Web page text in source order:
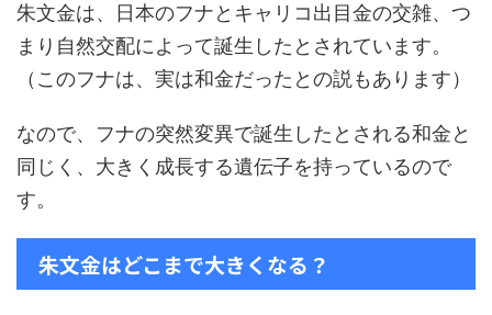
朱文金は、日本のフナとキャリコ出目金の交雑、つ
まり自然交配によって誕生したとされています。
（このフナは、実は和金だったとの説もあります）
なので、フナの突然変異で誕生したとされる和金と
同じく、大きく成長する遺伝子を持っているので
す。
朱文金はどこまで大きくなる？